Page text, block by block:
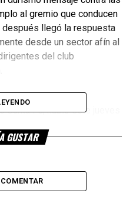
al gremio que conducen
después llegó la respuesta
desde un sector afín al
del club
del Sindicato de
Santa Fe, habló este jueves
que hizo fue aclarar que
la tendrían que
GUSTAR